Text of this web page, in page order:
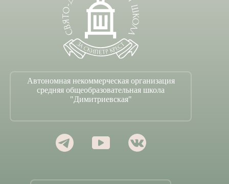
Автономная некоммерческая организация
средняя общеобразовательная школа
"Димитриевская"